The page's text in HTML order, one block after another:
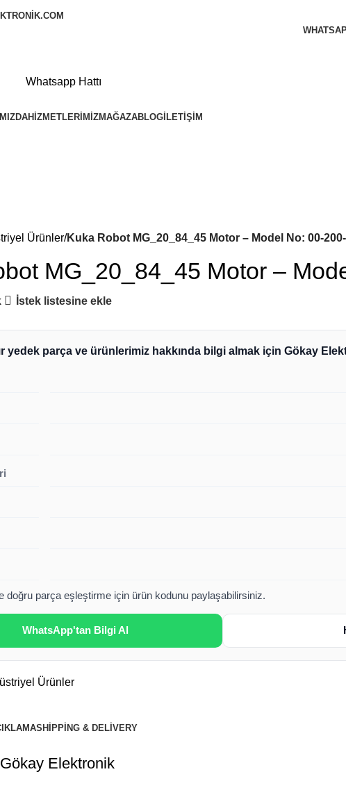
Whatsapp Hattı
HIZMETLERIMIZMAĞAZABLOG İLETIŞIM
Ürünler Kuka Robot MG_20_84_45 Motor – Model No: 00-
MG_20_84_45 Motor –
İstek listesine ekle
yedek parça ve ürünlerimiz hakkında bilgi almak için Gökay
doğru parça eşleştirme için ürün kodunu paylaşabilirsiniz.
WhatsApp'tan Bilgi Al
Ürünler
SHIPPING & DELIVERY
Elektronik